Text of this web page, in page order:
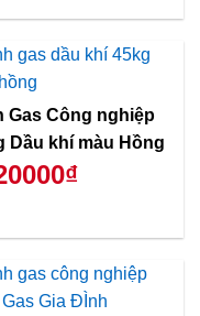
Gas Công nghiệp
Dầu khí màu Hồng